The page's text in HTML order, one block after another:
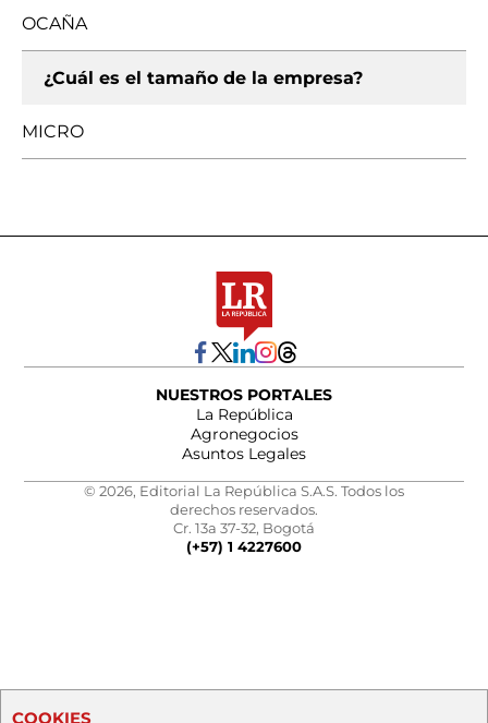
OCAÑA
¿Cuál es el tamaño de la empresa?
MICRO
NUESTROS PORTALES
La República
Agronegocios
Asuntos Legales
© 2026, Editorial La República S.A.S. Todos los
derechos reservados.
Cr. 13a 37-32, Bogotá
(+57) 1 4227600
COOKIES